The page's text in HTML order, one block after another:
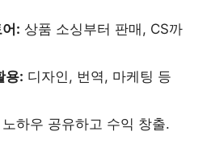
: 상품 소싱부터 판매, CS까
용: 디자인, 번역, 마케팅 등
노하우 공유하고 수익 창출.